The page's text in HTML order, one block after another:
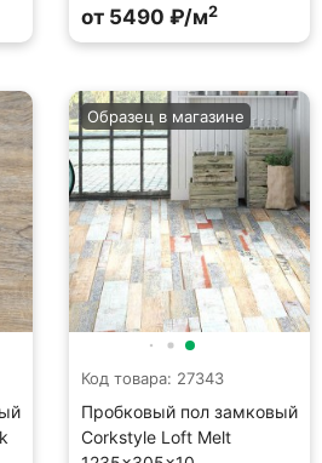
от 5490 ₽/м2
Код товара: 27343
Пробковый пол замковый
Corkstyle Loft Melt
Образец в магазине